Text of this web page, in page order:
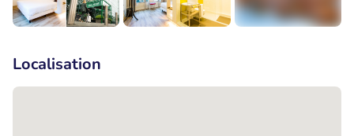
Localisation